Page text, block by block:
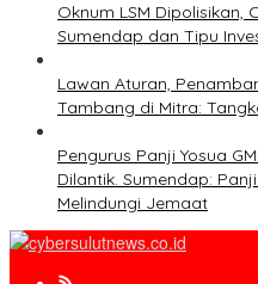
Oknum LSM
Sumendap dan Tipu
Lawan Aturan,
Tambang di Mitra:
Pengurus Panji Yosua
Dilantik. Sumendap:
Melindungi Jemaat